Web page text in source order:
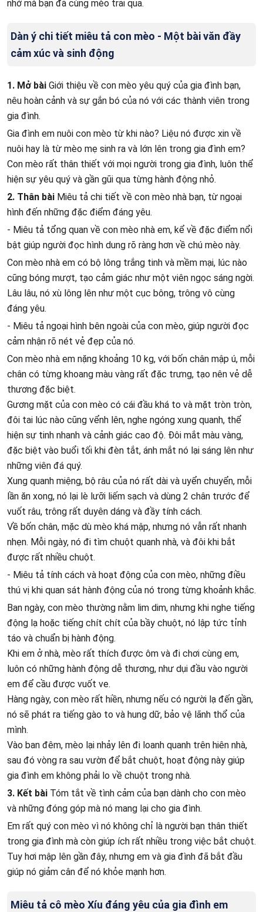
nhớ mà bạn đã cùng mèo trải qua.
Dàn ý chi tiết miêu tả con mèo - Một bài văn đầy
cảm xúc và sinh động
1. Mở bài Giới thiệu về con mèo yêu quý của gia đình bạn,
nêu hoàn cảnh và sự gắn bó của nó với các thành viên trong
gia đình.
Gia đình em nuôi con mèo từ khi nào? Liệu nó được xin về
nuôi hay là từ mèo mẹ sinh ra và lớn lên trong gia đình em?
Con mèo rất thân thiết với mọi người trong gia đình, luôn thể
hiện sự yêu quý và gần gũi qua từng hành động nhỏ.
2. Thân bài Miêu tả chi tiết về con mèo nhà bạn, từ ngoại
hình đến những đặc điểm đáng yêu.
- Miêu tả tổng quan về con mèo nhà em, kể về đặc điểm nổi
bật giúp người đọc hình dung rõ ràng hơn về chú mèo này.
Con mèo nhà em có bộ lông trắng tinh và mềm mại, lúc nào
cũng bóng mượt, tạo cảm giác như một viên ngọc sáng ngời.
Lâu lâu, nó xù lông lên như một cục bông, trông vô cùng
đáng yêu.
- Miêu tả ngoại hình bên ngoài của con mèo, giúp người đọc
cảm nhận rõ nét vẻ đẹp của nó.
Con mèo nhà em nặng khoảng 10 kg, với bốn chân mập ú, mỗi
chân có từng khoang màu vàng rất đặc trưng, tạo nên vẻ dễ
thương đặc biệt.
Gương mặt của con mèo có cái đầu khá to và mặt tròn tròn,
đôi tai lúc nào cũng vểnh lên, nghe ngóng xung quanh, thể
hiện sự tinh nhanh và cảnh giác cao độ. Đôi mắt màu vàng,
đặc biệt vào buổi tối khi đèn tắt, ánh mắt nó lại sáng lên như
những viên đá quý.
Xung quanh miệng, bộ râu của nó rất dài và uyển chuyển, mỗi
lần ăn xong, nó lại lè lưỡi liếm sạch và dùng 2 chân trước để
vuốt râu, trông rất duyên dáng và đầy tính cách.
Về bốn chân, mặc dù mèo khá mập, nhưng nó vẫn rất nhanh
nhẹn. Mỗi ngày, nó đi tìm chuột quanh nhà, và đôi khi bắt
được rất nhiều chuột.
- Miêu tả tính cách và hoạt động của con mèo, những điều
thú vị khi quan sát hành động của nó trong từng khoảnh khắc.
Ban ngày, con mèo thường nằm lim dim, nhưng khi nghe tiếng
động lạ hoặc tiếng chít chít của bầy chuột, nó lập tức tỉnh
táo và chuẩn bị hành động.
Khi em ở nhà, mèo rất thích được ôm và đi chơi cùng em,
luôn có những hành động dễ thương, như dụi đầu vào người
em để cầu được vuốt ve.
Hàng ngày, con mèo rất hiền, nhưng nếu có người lạ đến gần,
nó sẽ phát ra tiếng gào to và hung dữ, bảo vệ lãnh thổ của
mình.
Vào ban đêm, mèo lại nhảy lên đi loanh quanh trên hiên nhà,
sau đó vòng ra sau vườn để bắt chuột, hoạt động này giúp
gia đình em không phải lo về chuột trong nhà.
3. Kết bài Tóm tắt về tình cảm của bạn dành cho con mèo
và những đóng góp mà nó mang lại cho gia đình.
Em rất quý con mèo vì nó không chỉ là người bạn thân thiết
trong gia đình mà còn giúp ích rất nhiều trong việc bắt chuột.
Tuy hơi mập lên gần đây, nhưng em và gia đình đã bắt đầu
giúp nó giảm cân để nó khỏe mạnh hơn.
Miêu tả cô mèo Xíu đáng yêu của gia đình em